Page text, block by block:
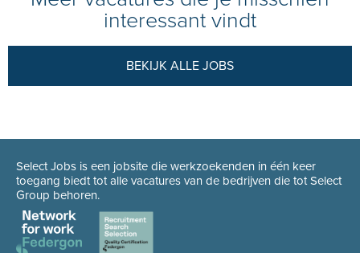
interessant vindt
BEKIJK ALLE JOBS
Select Jobs is een jobsite die werkzoekenden in één keer
toegang biedt tot alle vacatures van de bedrijven die tot Select
Group behoren.